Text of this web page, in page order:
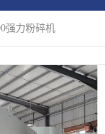
强力粉碎机